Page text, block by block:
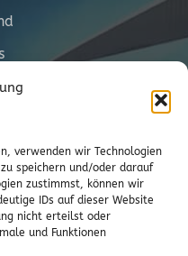
verwenden wir Technologien
speichern und/oder darauf
zustimmst, können wir
IDs auf dieser Website
nicht erteilst oder
und Funktionen
(EU)
20